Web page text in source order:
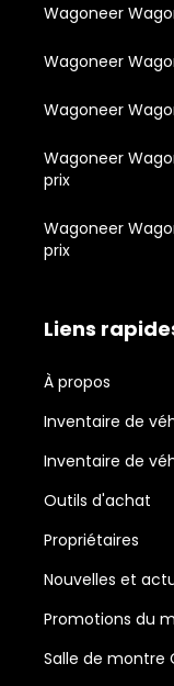
Wagoneer
Wagoneer
Wagoneer
Wagoneer
prix
Wagoneer
prix
Liens
À propos
Inventaire de
Inventaire de
Outils d'achat
Propriétaires
Nouvelles et
Promotions du
Salle de montre